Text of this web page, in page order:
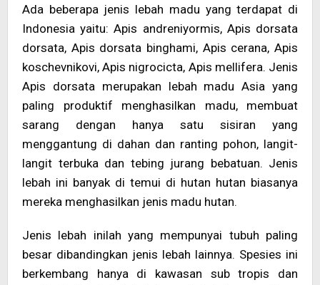
Ada beberapa jenis lebah madu yang terdapat di
Indonesia yaitu: Apis andreniyormis, Apis dorsata
dorsata, Apis dorsata binghami, Apis cerana, Apis
koschevnikovi, Apis nigrocicta, Apis mellifera. Jenis
Apis dorsata merupakan lebah madu Asia yang
paling produktif menghasilkan madu, membuat
sarang dengan hanya satu sisiran yang
menggantung di dahan dan ranting pohon, langit-
langit terbuka dan tebing jurang bebatuan. Jenis
lebah ini banyak di temui di hutan hutan biasanya
mereka menghasilkan jenis madu hutan.
Jenis lebah inilah yang mempunyai tubuh paling
besar dibandingkan jenis lebah lainnya. Spesies ini
berkembang hanya di kawasan sub tropis dan